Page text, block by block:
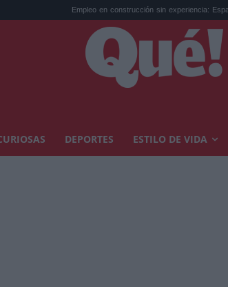
Empleo en construcción sin experiencia: España nec...
DEPORTES ESTILO DE VIDA